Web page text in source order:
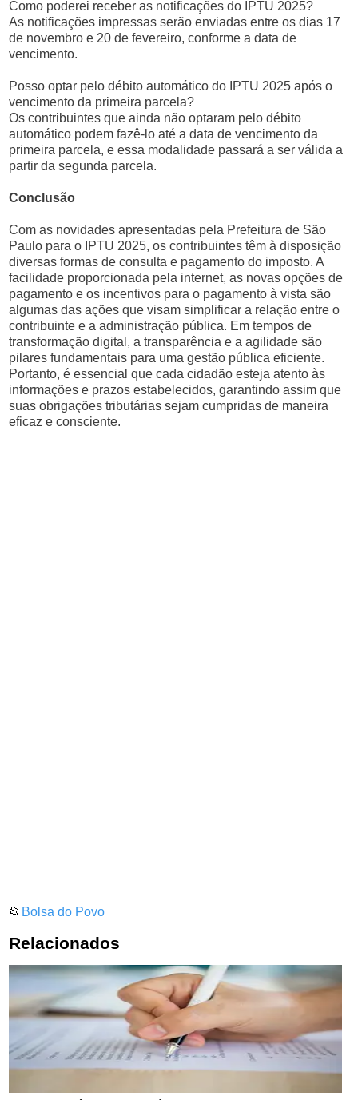
Como poderei receber as notificações do IPTU 2025?
As notificações impressas serão enviadas entre os dias 17
de novembro e 20 de fevereiro, conforme a data de
vencimento.
Posso optar pelo débito automático do IPTU 2025 após o
vencimento da primeira parcela?
Os contribuintes que ainda não optaram pelo débito
automático podem fazê-lo até a data de vencimento da
primeira parcela, e essa modalidade passará a ser válida a
partir da segunda parcela.
Conclusão
Com as novidades apresentadas pela Prefeitura de São
Paulo para o IPTU 2025, os contribuintes têm à disposição
diversas formas de consulta e pagamento do imposto. A
facilidade proporcionada pela internet, as novas opções de
pagamento e os incentivos para o pagamento à vista são
algumas das ações que visam simplificar a relação entre o
contribuinte e a administração pública. Em tempos de
transformação digital, a transparência e a agilidade são
pilares fundamentais para uma gestão pública eficiente.
Portanto, é essencial que cada cidadão esteja atento às
informações e prazos estabelecidos, garantindo assim que
suas obrigações tributárias sejam cumpridas de maneira
eficaz e consciente.
📂 Bolsa do Povo
Relacionados